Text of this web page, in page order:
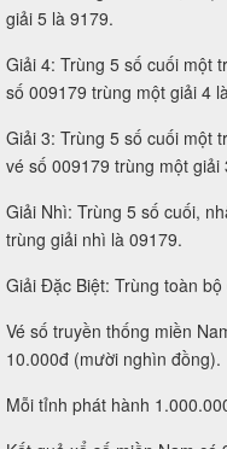
giải 5 là 9179.
Giải 4: Trùng 5 số cuối một
số 009179 trùng một giải 4
Giải 3: Trùng 5 số cuối một
vé số 009179 trùng một giải
Giải Nhì: Trùng 5 số cuối,
trùng giải nhì là 09179.
Giải Đặc Biệt: Trùng toàn
Vé số truyền thống miền
10.000đ (mười nghìn đồng).
Mỗi tỉnh phát hành